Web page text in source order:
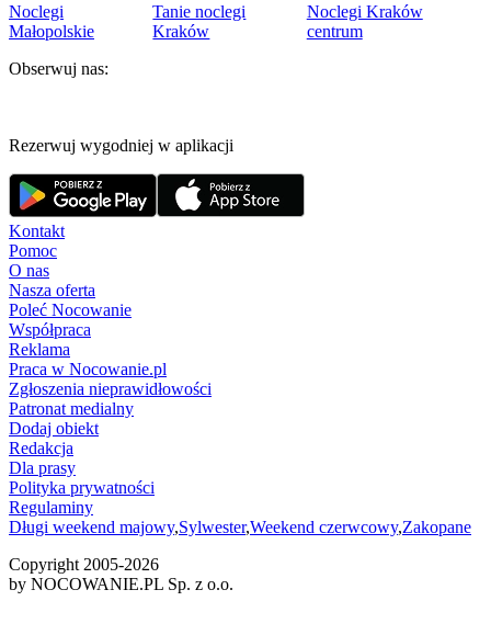
Noclegi
Małopolskie
Tanie noclegi
Kraków
Noclegi Kraków
centrum
Obserwuj nas:
Rezerwuj wygodniej w aplikacji
Kontakt
Pomoc
O nas
Nasza oferta
Poleć Nocowanie
Współpraca
Reklama
Praca w Nocowanie.pl
Zgłoszenia nieprawidłowości
Patronat medialny
Dodaj obiekt
Redakcja
Dla prasy
Polityka prywatności
Regulaminy
Długi weekend majowy,Sylwester,Weekend czerwcowy,Zakopane
Copyright 2005-2026
by NOCOWANIE.PL Sp. z o.o.